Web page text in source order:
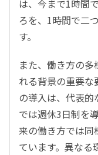
は、今まで1時間
ろを、1時間で二
す。
また、働き方の
れる背景の重要な
の導入は、代表
では週休3日制を
来の働き方では同
ています。異なる